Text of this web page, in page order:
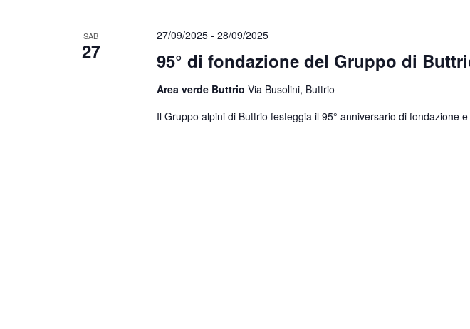
SAB
27 95° di fondazione del Gruppo di
27/09/2025- 28/09/2025
Area verde Buttrio Via Busolini, Buttrio
Il Gruppo alpini di Buttrio festeggia il 95° anniversario di fondazione e